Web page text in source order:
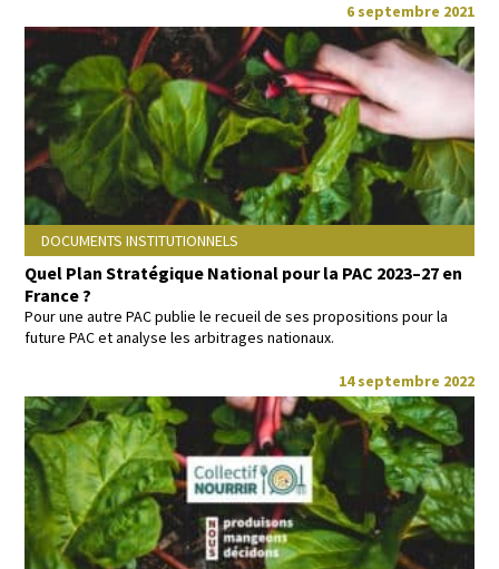
6 septembre 2021
DOCUMENTS INSTITUTIONNELS
Quel Plan Stratégique National pour la PAC 2023–27 en
France ?
Pour une autre PAC pub­lie le recueil de ses propo­si­tions pour la
future PAC et analyse les arbi­trages nationaux.
14 septembre 2022